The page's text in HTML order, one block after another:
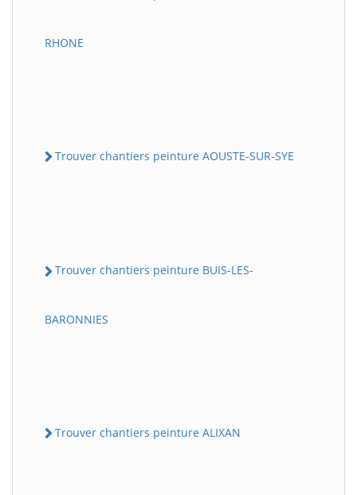
RHONE
Trouver chantiers peinture AOUSTE-SUR-SYE
Trouver chantiers peinture BUIS-LES-
BARONNIES
Trouver chantiers peinture ALIXAN